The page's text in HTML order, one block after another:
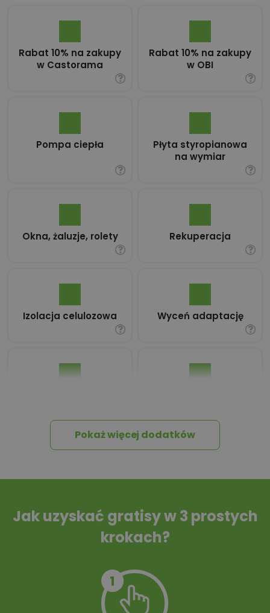
Rabat 10% na zakupy
w Castorama
Rabat 10% na zakupy
w OBI
Pompa ciepła
Płyta styropianowa
na wymiar
Okna, żaluzje, rolety Rekuperacja
Izolacja celulozowa Wyceń adaptację
ścieków
10 projektów małej
Pokaż więcej dodatków
Jak uzyskać gratisy w 3 prostych
krokach?